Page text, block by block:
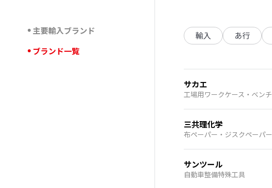
主要輸入ブランド
ブランド一覧
輸入 あ行
サカエ
工場用ワークケース・ベンチ
三共理化学
布ペーパー・ジスクペーパー
サンツール
自動車整備特殊工具